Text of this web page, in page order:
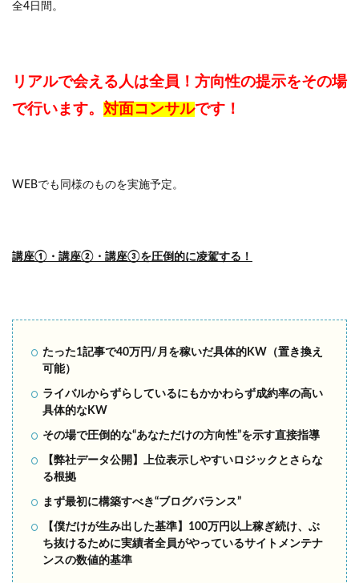
全4日間。
リアルで会える人は全員！方向性の提示をその場
で行います。 対面コンサルです！
WEBでも同様のものを実施予定。
講座①・講座②・講座③を圧倒的に凌駕する！
たった1記事で40万円/月を稼いだ具体的KW（置き換え
可能）
ライバルからずらしているにもかかわらず成約率の高い
具体的なKW
その場で圧倒的な“あなただけの方向性”を示す直接指導
【弊社データ公開】上位表示しやすいロジックとさらな
る根拠
まず最初に構築すべき“ブログバランス”
【僕だけが生み出した基準】100万円以上稼ぎ続け、ぶ
ち抜けるために実績者全員がやっているサイトメンテナ
ンスの数値的基準